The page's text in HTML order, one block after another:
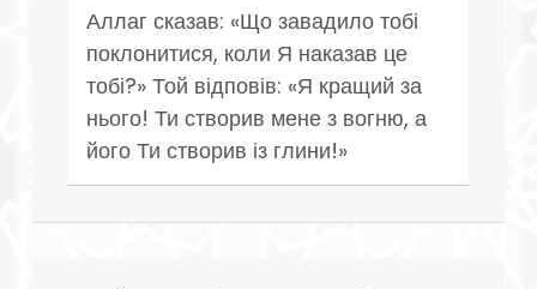
Аллаг сказав: «Що завадило тобі
поклонитися, коли Я наказав це
тобі?» Той відповів: «Я кращий за
нього! Ти створив мене з вогню, а
його Ти створив із глини!»